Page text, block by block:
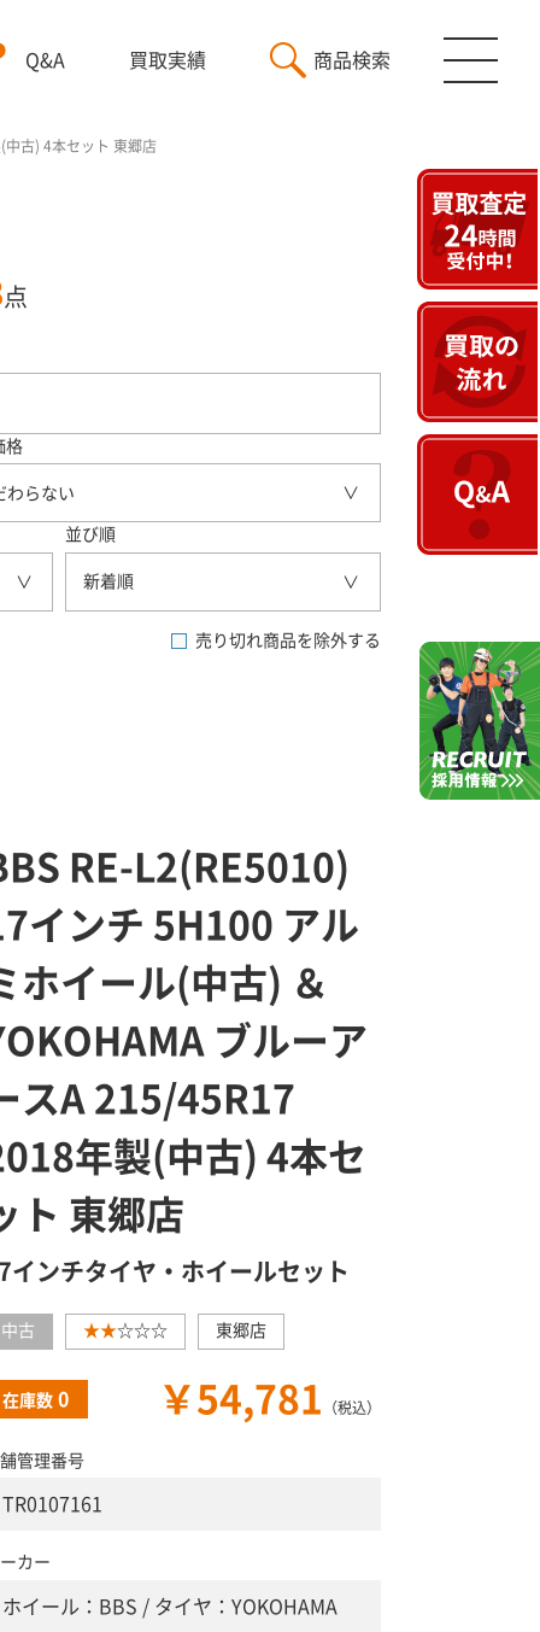
Q&A 買取実績 商品検索
中古) 4本セット 東郷店
点
格
わらない
並び順
新着順
売り切れ商品を除外する
RE-L2(RE5010)
インチ 5H100 アル
ホイール(中古) ＆
ブルーア
スA 215/45R17
年製(中古) 4本セ
ト 東郷店
インチタイヤ・ホイールセット
中古 ★★☆☆☆ 東郷店
在庫数 0 ￥54,781 （税込）
管理番号
TR0107161
カー
ホイール：BBS / タイヤ：YOKOHAMA